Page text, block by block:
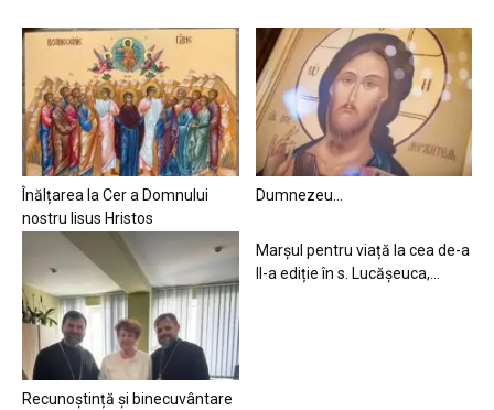
Înălțarea la Cer a Domnului
nostru Iisus Hristos
Dumnezeu…
Recunoștință și binecuvântare
Marșul pentru viață la cea de-a
II-a ediție în s. Lucășeuca,...